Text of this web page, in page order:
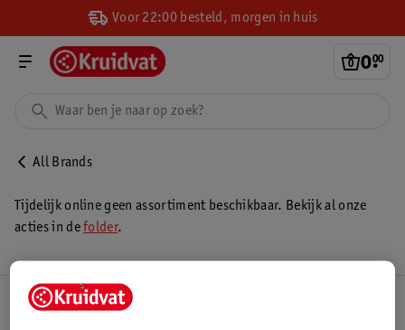
Voor 22:00 besteld, morgen in huis
0.
00
All Brands
Tijdelijk online geen assortiment beschikbaar. Bekijk al onze
acties in defolder.
Kruidvat Club